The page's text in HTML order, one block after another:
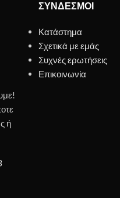
ή
ΣΎΝΔΕΣΜΟΙ
Κατάστημα
Σχετικά με εμάς
Συχνές ερωτήσεις
Επικοινωνία